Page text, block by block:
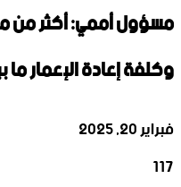
مسؤول أممي: أكثر من
وكلفة إعادة الإعمار ما بين 400 و500
فبراير 20, 2025
117